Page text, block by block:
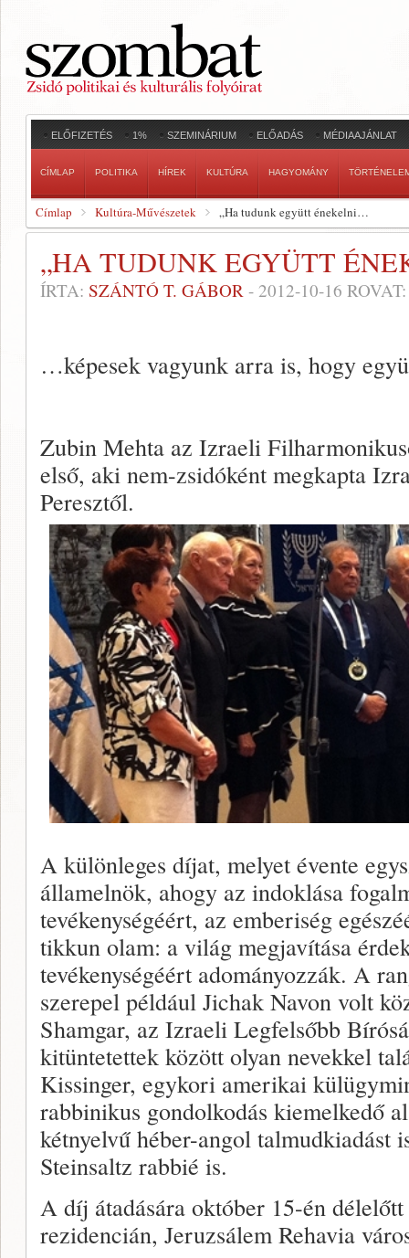
ELŐFIZETÉS 1% SZEMINÁRIUM ELŐADÁS MÉDIAAJÁNLAT
CÍMLAP POLITIKA HÍREK KULTÚRA HAGYOMÁNY
Címlap Kultúra-Művészetek „Ha tudunk együtt énekelni…
„HA TUDUNK EGYÜTT
ÍRTA: SZÁNTÓ T. GÁBOR - 2012-10-16
…képesek vagyunk arra is, hogy
Zubin Mehta az Izraeli
első, aki nem-zsidóként megkapta
Peresztől.
A különleges díjat, melyet évente
államelnök, ahogy az indoklása
tevékenységéért, az emberiség
tikkun olam: a világ megjavítása
tevékenységéért adományozzák. A
szerepel például Jichak Navon volt
Shamgar, az Izraeli Legfelsőbb
kitüntetettek között olyan nevekkel
Kissinger, egykori amerikai
rabbinikus gondolkodás kiemelkedő
kétnyelvű héber-angol talmudkiadást
Steinsaltz rabbié is.
A díj átadására október 15-én
rezidencián, Jeruzsálem Rehavia